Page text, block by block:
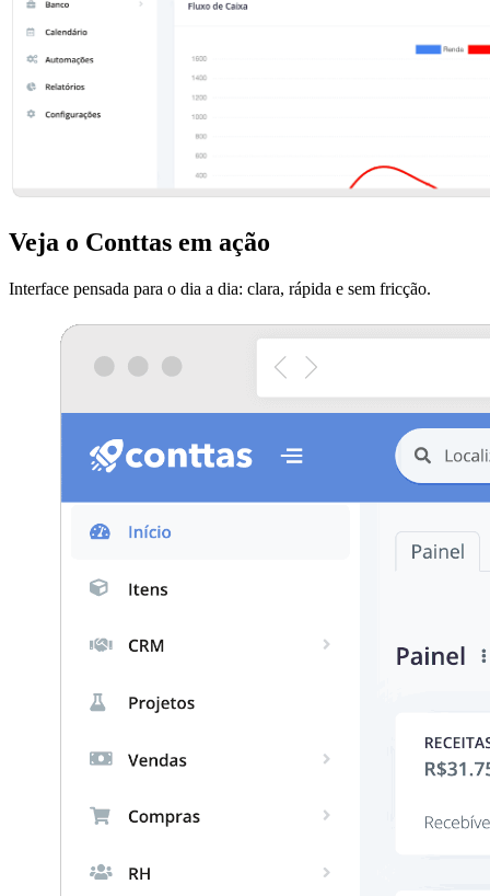
Veja o Conttas em ação
Interface pensada para o dia a dia: clara, rápida e sem fricção.